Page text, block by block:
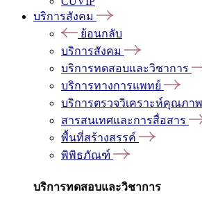
บริการสังคม
ย้อนกลับ
บริการสังคม
บริการทดสอบและวิชาการ
บริการทางการแพทย์
บริการตรวจวิเคราะห์คุณภาพ
สารสนเทศและการสื่อสาร
พื้นที่สร้างสรรค์
พิพิธภัณฑ์
บริการทดสอบและวิชาการ